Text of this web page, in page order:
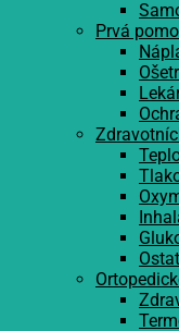
Prvá